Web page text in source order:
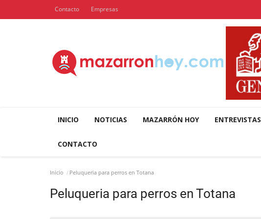
Contacto Empresas
INICIO NOTICIAS MAZARRÓN HOY ENTREVISTAS
CONTACTO
Inicio Peluqueria para perros en Totana
Peluqueria para perros en Totana